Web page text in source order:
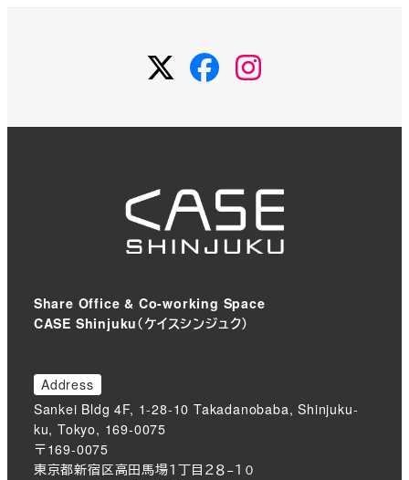
TwitterFacebook
Share Office & Co-working Space
CASE Shinjuku（ケイスシンジュク）
Address
Sankei Bldg 4F, 1-28-10 Takadanobaba, Shinjuku-
ku, Tokyo, 169-0075
〒169-0075
東京都新宿区高田馬場１丁目２８−１０